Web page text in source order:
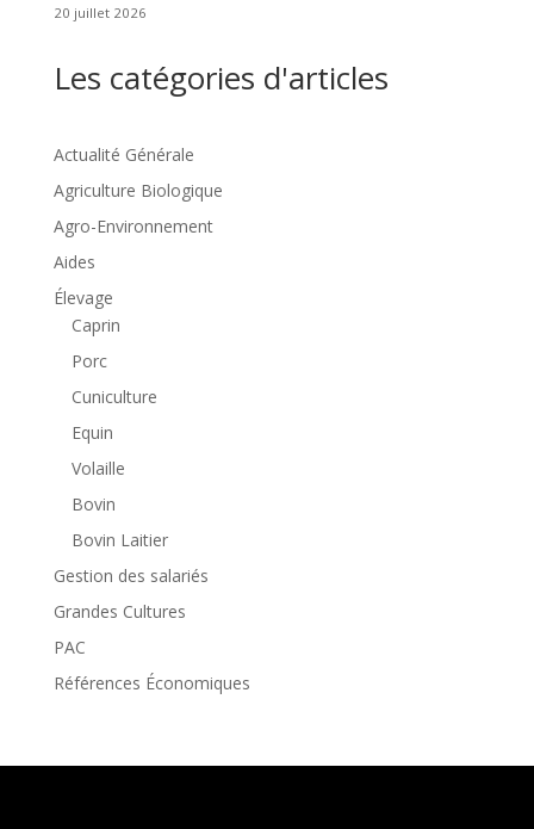
20 juillet 2026
Les catégories d'articles
Actualité Générale
Agriculture Biologique
Agro-Environnement
Aides
Élevage
Caprin
Porc
Cuniculture
Equin
Volaille
Bovin
Bovin Laitier
Gestion des salariés
Grandes Cultures
PAC
Références Économiques